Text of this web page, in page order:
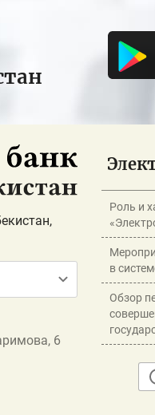
6
Роль и
в
Обзор